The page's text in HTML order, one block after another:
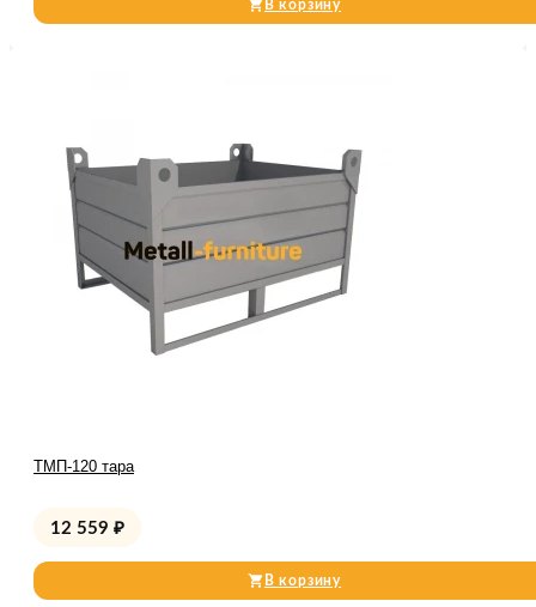
В корзину
ТМП-120 тара
12 559 ₽
В корзину